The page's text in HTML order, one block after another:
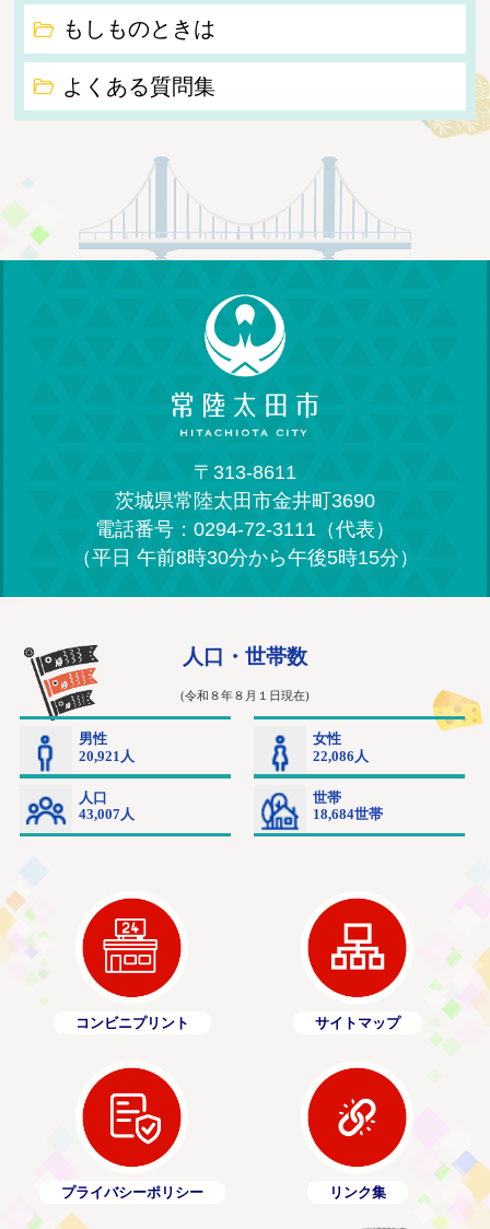
もしものときは
よくある質問集
〒313-8611
茨城県常陸太田市金井町3690
電話番号：0294-72-3111（代表）
（平日 午前8時30分から午後5時15分）
コンビニプリント サイトマップ
プライバシーポリシー リンク集